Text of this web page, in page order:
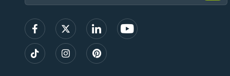
correo
electrónico
r